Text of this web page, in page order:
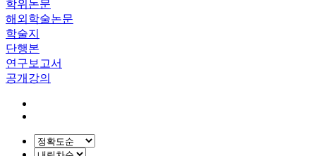
학위논문
해외학술논문
학술지
단행본
연구보고서
공개강의